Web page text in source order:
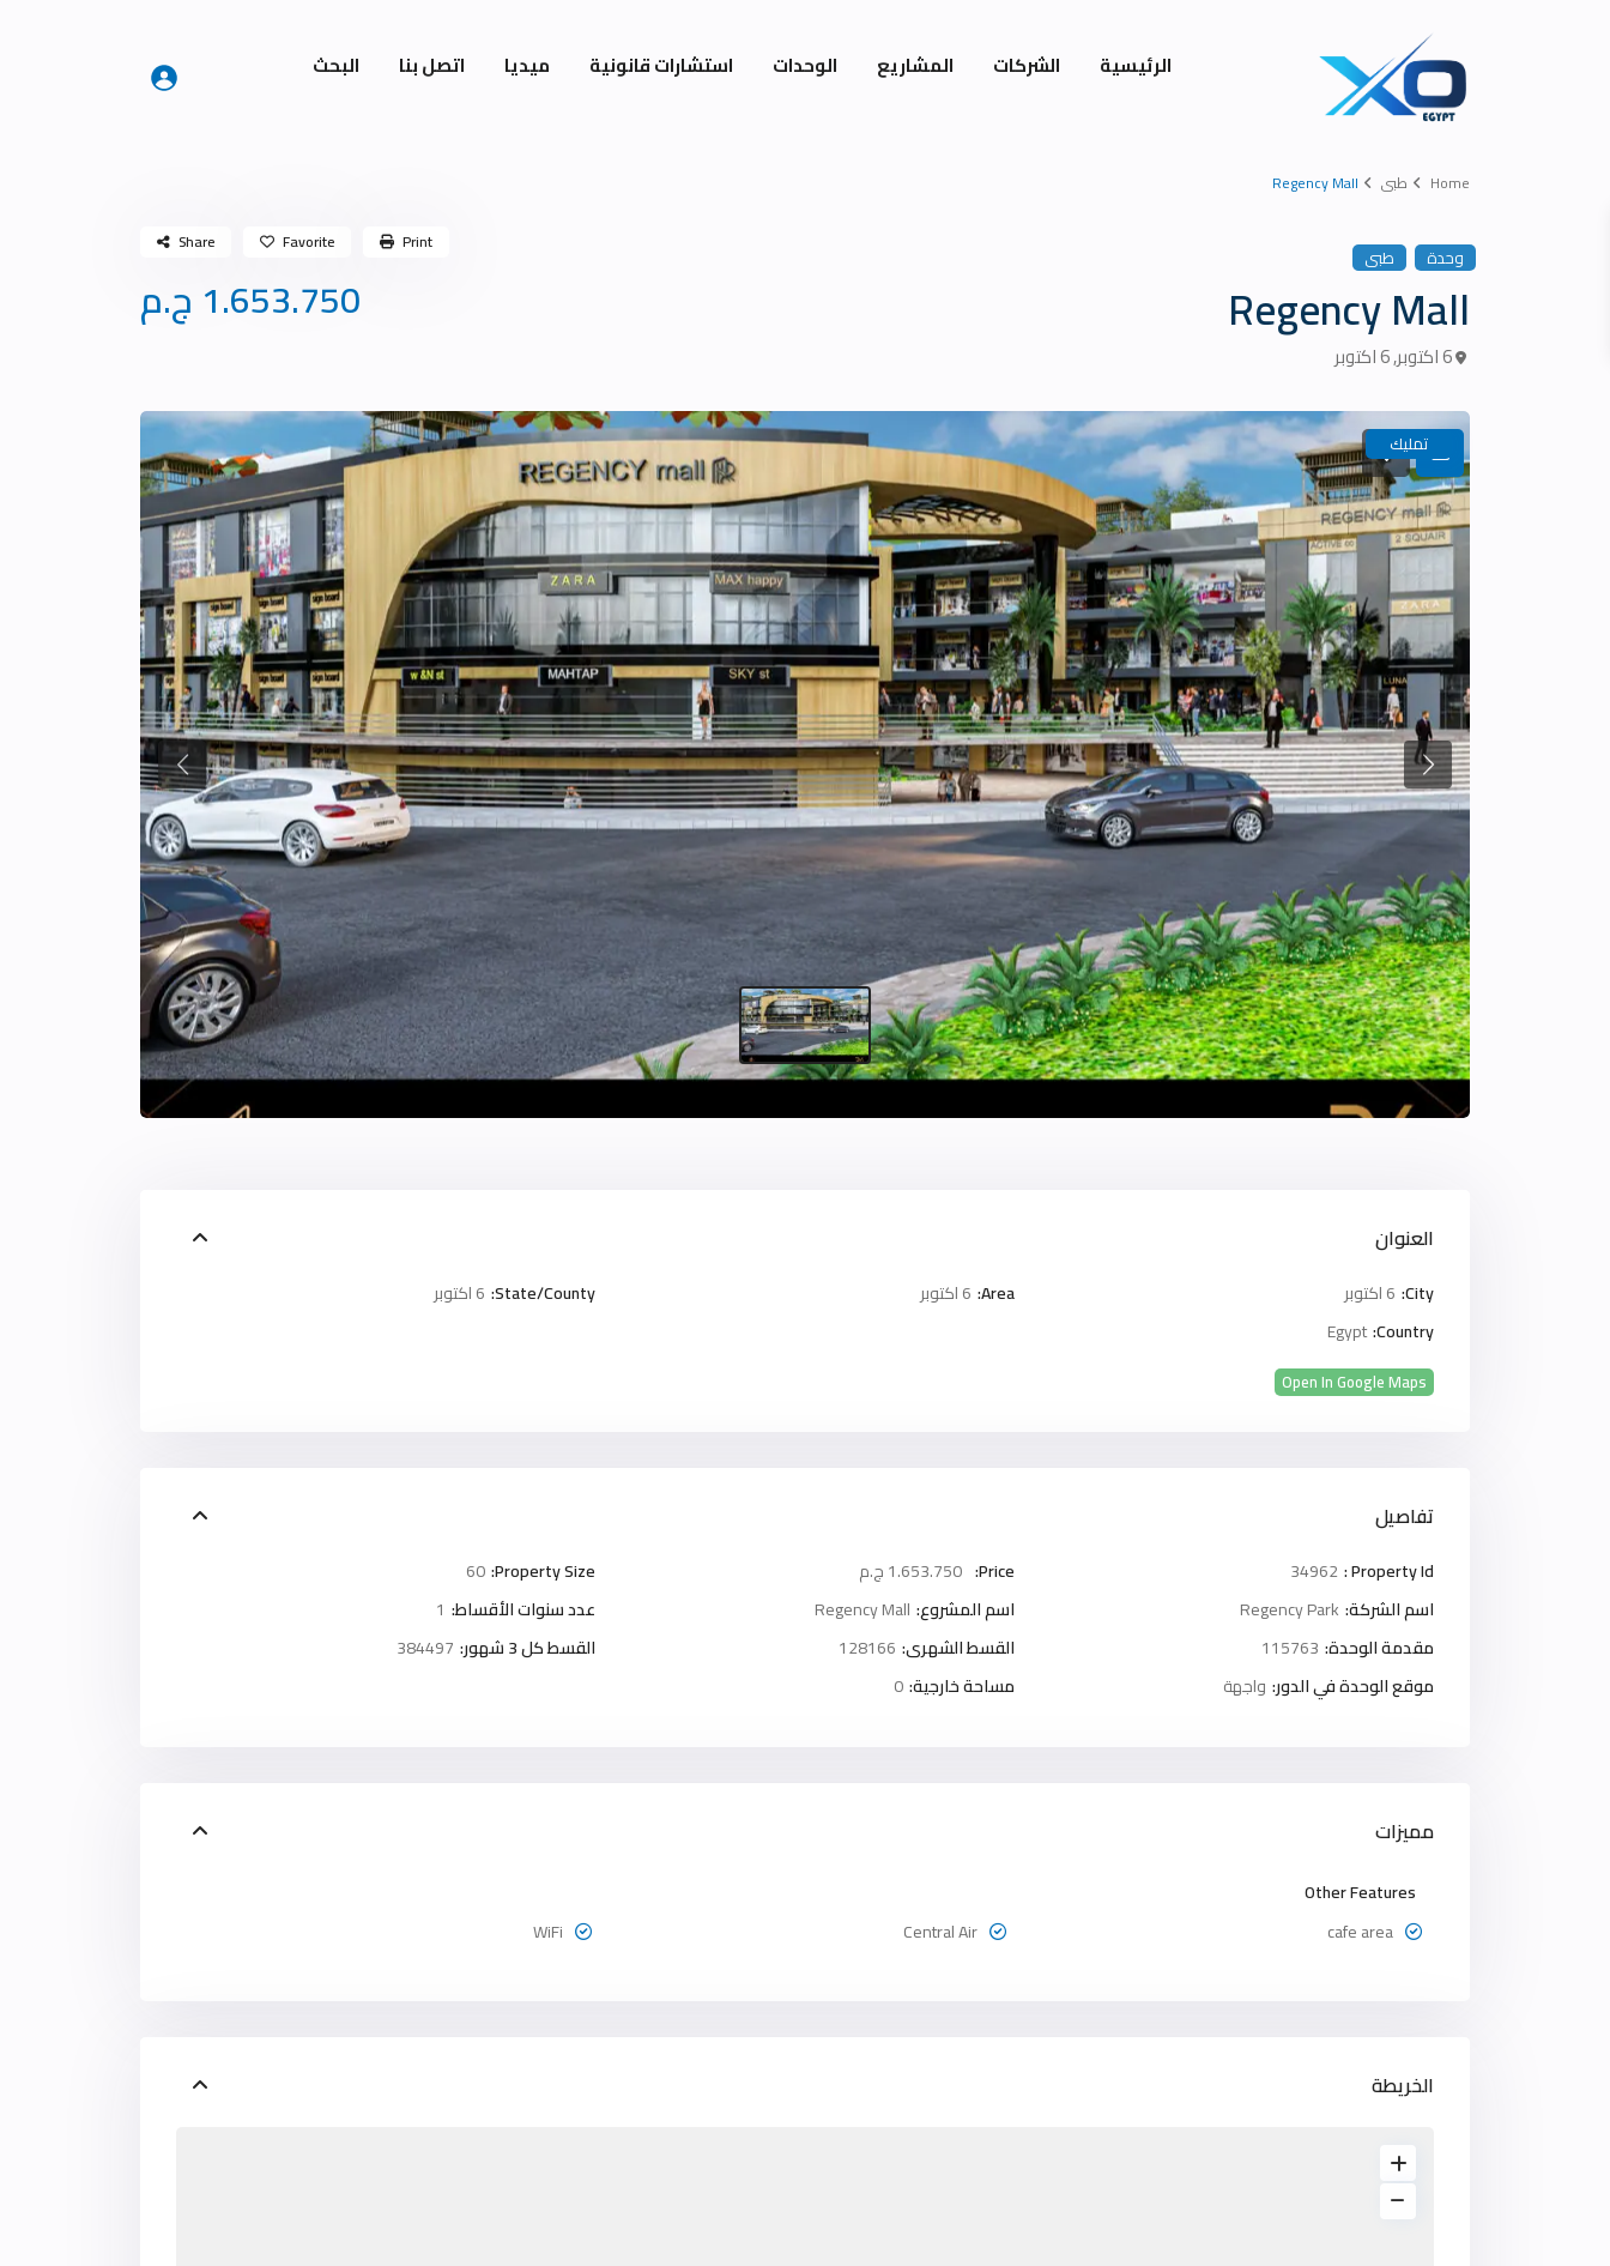
الرئيسية الشركات المشاريع الوحدات استشارات قانونية ميديا اتصل بنا البحث
Home طبى Regency Mall
وحدة طبى
Regency Mall
6 اكتوبر ,6 اكتوبر
Share Favorite Print
تمليك
العنوان
City: 6 اكتوبر Area: 6 اكتوبر State/County: 6 اكتوبر
Country:
Egypt
Open In Google Maps
تفاصيل
Property Id :
34962
Price:
Property Size:
60
اسم الشركة: Regency Park اسم المشروع: Regency Mall عدد سنوات الأقساط: 1
مقدمة الوحدة: 115763 القسط الشهرى: 128166 القسط كل 3 شهور:
384497
موقع الوحدة في الدور: واجهة مساحة خارجية:0
مميزات
Other Features
cafe area
Central Air
WiFi
الخريطة